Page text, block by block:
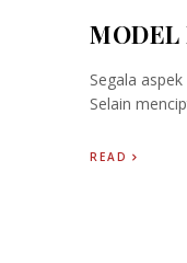
MODEL
Segala
Selain
READ